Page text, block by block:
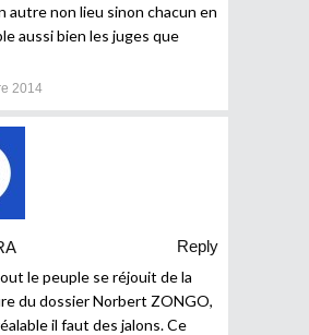
autre non lieu sinon chacun en
aussi bien les juges que
2014
Reply
le peuple se réjouit de la
du dossier Norbert ZONGO,
il faut des jalons. Ce